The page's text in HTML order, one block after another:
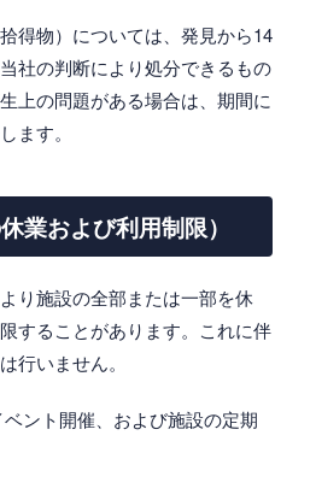
得物）については、発見から14
社の判断により処分できるもの
上の問題がある場合は、期間に
ます。
業および利用制限）
り施設の全部または一部を休
することがあります。これに伴
行いません。
ント開催、および施設の定期